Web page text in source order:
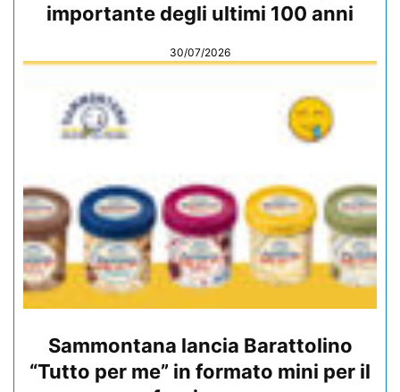
importante degli ultimi 100 anni
30/07/2026
Sammontana lancia Barattolino
“Tutto per me” in formato mini per il